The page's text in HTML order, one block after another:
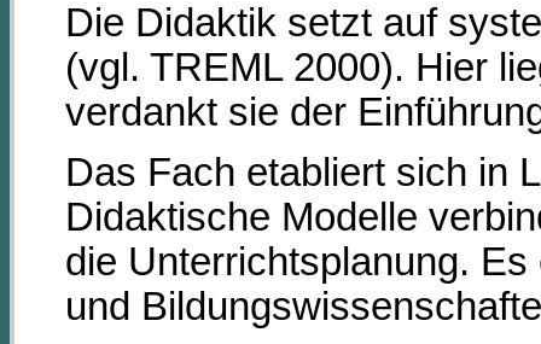
Die Didaktik setzt auf
(vgl. TREML 2000). Hier
verdankt sie der
Das Fach etabliert sich in
Didaktische Modelle
die Unterrichtsplanung.
und